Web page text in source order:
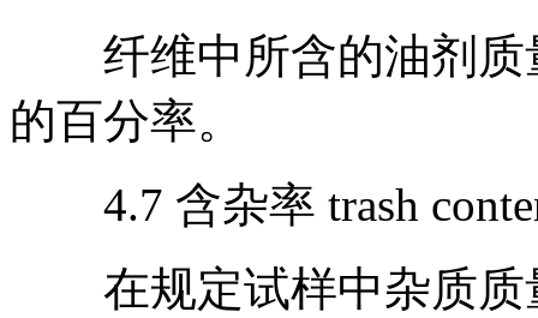
纤维中所含的油剂质
的百分率。
4.7 含杂率 trash
在规定试样中杂质质